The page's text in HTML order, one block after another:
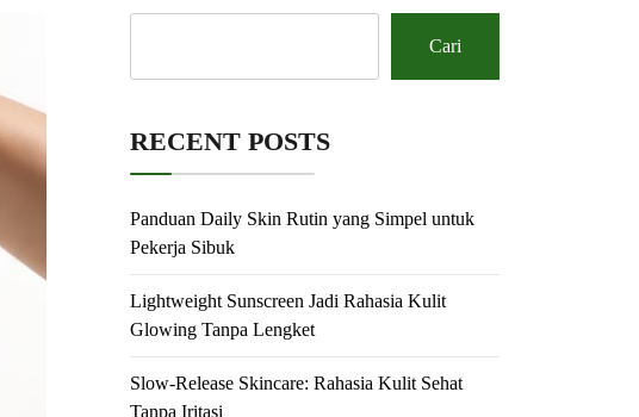
Cari
RECENT POSTS
Panduan Daily Skin Rutin yang Simpel untuk
Pekerja Sibuk
Lightweight Sunscreen Jadi Rahasia Kulit
Glowing Tanpa Lengket
Slow-Release Skincare: Rahasia Kulit Sehat
Tanpa Iritasi